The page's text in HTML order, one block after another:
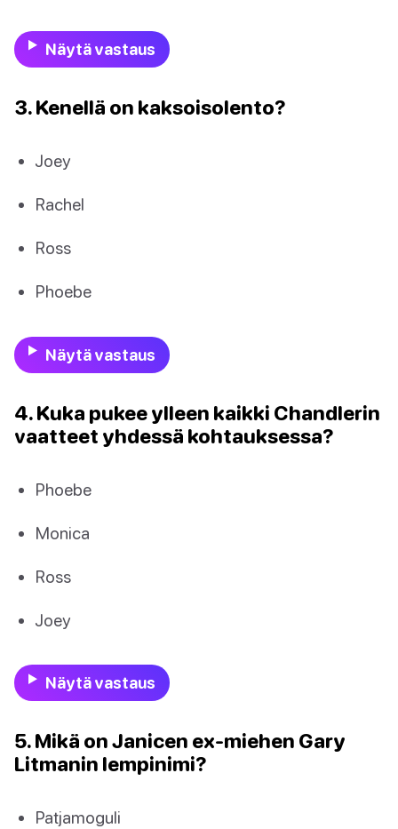
Näytä vastaus
3. Kenellä on kaksoisolento?
Joey
Rachel
Ross
Phoebe
Näytä vastaus
4. Kuka pukee ylleen kaikki Chandlerin
vaatteet yhdessä kohtauksessa?
Phoebe
Monica
Ross
Joey
Näytä vastaus
5. Mikä on Janicen ex-miehen Gary
Litmanin lempinimi?
Patjamoguli